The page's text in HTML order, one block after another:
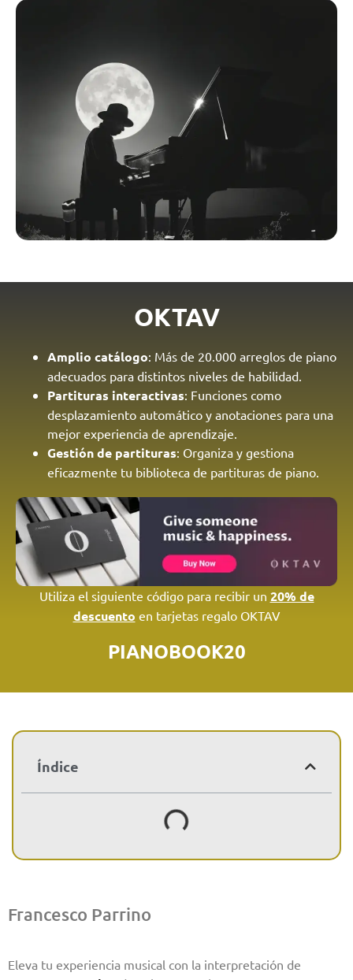
OKTAV
Amplio catálogo: Más de 20.000 arreglos de piano
adecuados para distintos niveles de habilidad.
Partituras interactivas: Funciones como
desplazamiento automático y anotaciones para una
mejor experiencia de aprendizaje.
Gestión de partituras: Organiza y gestiona
eficazmente tu biblioteca de partituras de piano.
Utiliza el siguiente código para recibir un 20% de
descuento en tarjetas regalo OKTAV
PIANOBOOK20
Índice
Francesco Parrino
Eleva tu experiencia musical con la interpretación de